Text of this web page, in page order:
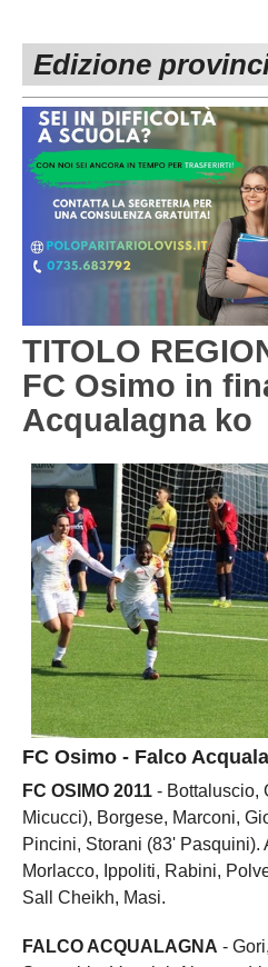
1^ CATEGORIA
2^ CATEGORIA
3^ CATEGORIA
GIOVANILI
Edizione
TITOLO
FC Osimo in
Acqualagna ko
FC Osimo - Falco
FC OSIMO 2011 - Bottaluscio,
Micucci), Borgese, Marconi,
Pincini, Storani (83' Pasquini).
Morlacco, Ippoliti, Rabini,
Sall Cheikh, Masi.
FALCO ACQUALAGNA -